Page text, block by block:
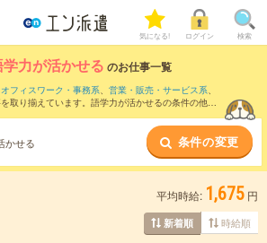
気になる! ログイン 検索
力が活かせる のお仕事一覧
オフィスワーク・事務系、 営業・販売・サービス系、
取り揃えています。語学力が活かせるの条件の他
かせる 条件の変更
平均時給: 1,675 円
新着順 時給順